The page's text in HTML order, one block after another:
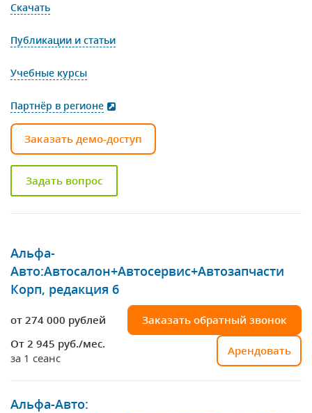
Скачать
Публикации и статьи
Учебные курсы
Партнёр в регионе
Заказать демо-доступ
Задать вопрос
Альфа-
Авто:Автосалон+Автосервис+Автозапчасти
Корп, редакция 6
от 274 000 рублей
Заказать обратный звонок
От 2 945 руб./мес.
за 1 сеанс
Арендовать
Альфа-Авто: